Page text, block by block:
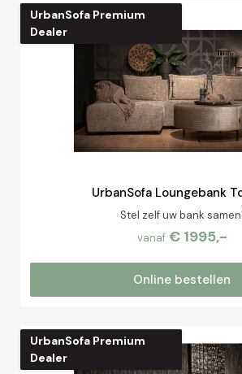
UrbanSofa Premium
Dealer
UrbanSofa Loungebank
Stel zelf uw bank samen!
vanaf € 1995,-
Online bestellen
UrbanSofa Premium
Dealer